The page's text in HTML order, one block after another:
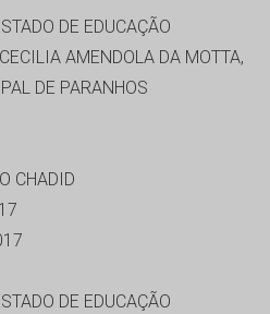
DE EDUCAÇÃO
AMENDOLA DA MOTTA,
DE PARANHOS
CHADID
DE EDUCAÇÃO